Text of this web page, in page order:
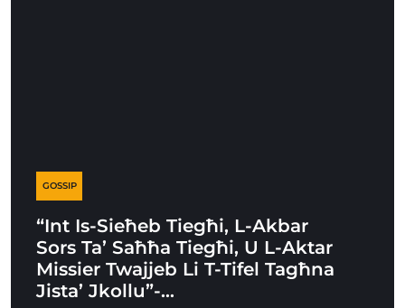
GOSSIP
“Int Is-Sieħeb Tiegħi, L-Akbar
Sors Ta’ Saħħa Tiegħi, U L-Aktar
Missier Twajjeb Li T-Tifel Tagħna
Jista’ Jkollu”-…